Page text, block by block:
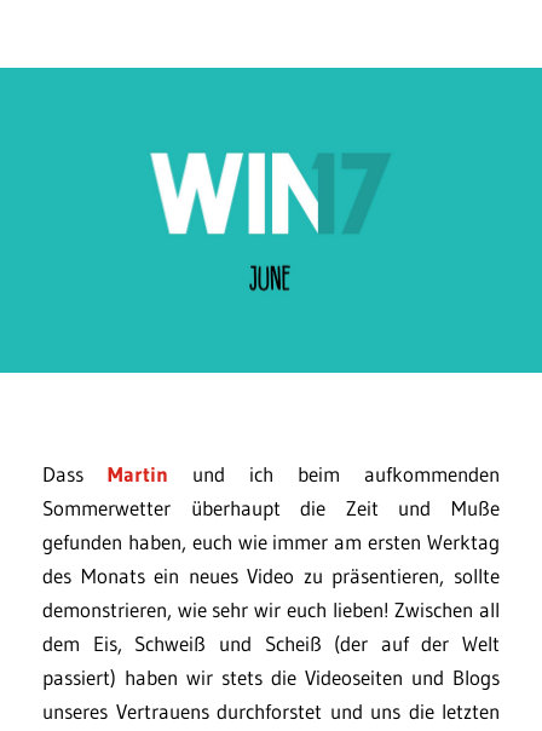
Dass Martin und ich beim aufkommenden
Sommerwetter überhaupt die Zeit und Muße
gefunden haben, euch wie immer am ersten Werktag
des Monats ein neues Video zu präsentieren, sollte
demonstrieren, wie sehr wir euch lieben! Zwischen all
dem Eis, Schweiß und Scheiß (der auf der Welt
passiert) haben wir stets die Videoseiten und Blogs
unseres Vertrauens durchforstet und uns die letzten